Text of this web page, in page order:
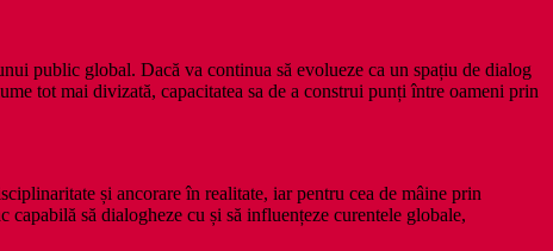
public global. Dacă va continua să evolueze ca un spațiu de dialog
tot mai divizată, capacitatea sa de a construi punți între oameni prin
și ancorare în realitate, iar pentru cea de mâine prin
să dialogheze cu și să influențeze curentele globale,